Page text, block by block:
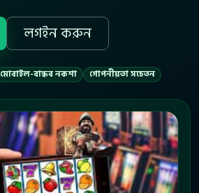
লগইন করুন
মোবাইল-বান্ধব নকশা গোপনীয়তা সচেতন